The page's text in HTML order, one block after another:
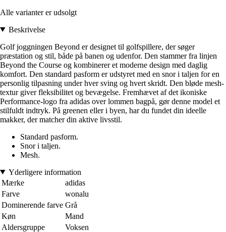
Alle varianter er udsolgt
Beskrivelse
Golf joggningen Beyond er designet til golfspillere, der søger
præstation og stil, både på banen og udenfor. Den stammer fra linjen
Beyond the Course og kombinerer et moderne design med daglig
komfort. Den standard pasform er udstyret med en snor i taljen for en
personlig tilpasning under hver sving og hvert skridt. Den bløde mesh-
textur giver fleksibilitet og bevægelse. Fremhævet af det ikoniske
Performance-logo fra adidas over lommen bagpå, gør denne model et
stilfuldt indtryk. På greenen eller i byen, har du fundet din ideelle
makker, der matcher din aktive livsstil.
Standard pasform.
Snor i taljen.
Mesh.
Yderligere information
Mærke
adidas
Farve
wonalu
Dominerende farve Grå
Køn
Mand
Aldersgruppe
Voksen